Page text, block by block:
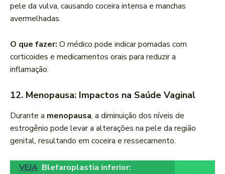
pele da vulva, causando coceira intensa e manchas
avermelhadas.
O que fazer: O médico pode indicar pomadas com
corticoides e medicamentos orais para reduzir a
inflamação.
12. Menopausa: Impactos na Saúde Vaginal
Durante a menopausa, a diminuição dos níveis de
estrogênio pode levar a alterações na pele da região
genital, resultando em coceira e ressecamento.
VEJA Blefaroplastia inferior: